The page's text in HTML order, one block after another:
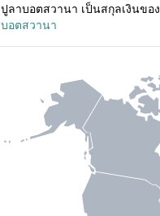
ปูลาบอตสวานา เป็นสกุลเงินของ
บอตสวานา